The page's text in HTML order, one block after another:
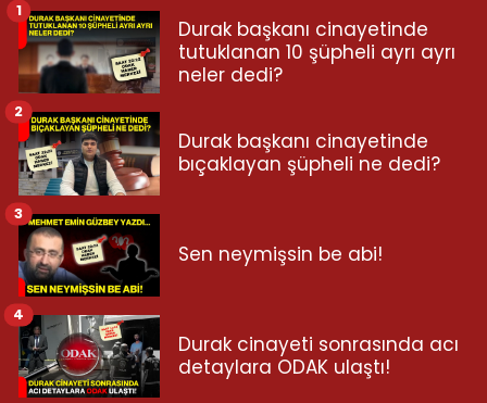
Durak başkanı cinayetinde
tutuklanan 10 şüpheli ayrı ayrı
neler dedi?
1
Durak başkanı cinayetinde
bıçaklayan şüpheli ne dedi?
2
Sen neymişsin be abi!
3
Durak cinayeti sonrasında acı
detaylara ODAK ulaştı!
4